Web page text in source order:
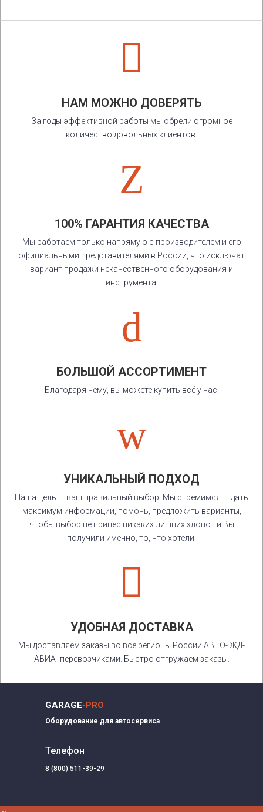

НАМ МОЖНО ДОВЕРЯТЬ
За годы эффективной работы мы обрели огромное
количество довольных клиентов.
Z
100% ГАРАНТИЯ КАЧЕСТВА
Мы работаем только напрямую с производителем и его
официальными представителями в России, что исключат
вариант продажи некачественного оборудования и
инструмента.
d
БОЛЬШОЙ АССОРТИМЕНТ
Благодаря чему, вы можете купить всё у нас.
w
УНИКАЛЬНЫЙ ПОДХОД
Наша цель — ваш правильный выбор. Мы стремимся — дать
максимум информации, помочь, предложить варианты,
чтобы выбор не принес никаких лишних хлопот и Вы
получили именно, то, что хотели.

УДОБНАЯ ДОСТАВКА
Мы доставляем заказы во все регионы России АВТО- ЖД-
АВИА- перевозчиками. Быстро отгружаем заказы.
GARAGE-PRO
Оборудование для автосервиса
Телефон
8 (800) 511-39-29